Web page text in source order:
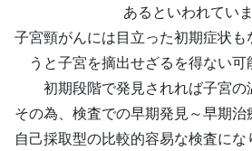
あるといわれていま
子宮頸がんには目立った初期症状も
うと子宮を摘出せざるを得ない可
初期段階で発見されれば子宮の
その為、検査での早期発見～早期治
自己採取型の比較的容易な検査に